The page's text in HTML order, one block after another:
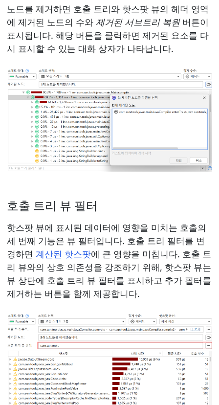
노드를 제거하면 호출 트리와 핫스팟 뷰의 헤더 영역
에 제거된 노드의 수와 제거된 서브트리 복원버튼이
표시됩니다. 해당 버튼을 클릭하면 제거된 요소를 다
시 표시할 수 있는 대화 상자가 나타납니다.
호출 트리 뷰 필터
핫스팟 뷰에 표시된 데이터에 영향을 미치는 호출의
세 번째 기능은 뷰 필터입니다. 호출 트리 필터를 변
경하면 계산된 핫스팟에 큰 영향을 미칩니다. 호출 트
리 뷰와의 상호 의존성을 강조하기 위해, 핫스팟 뷰는
뷰 상단에 호출 트리 뷰 필터를 표시하고 추가 필터를
제거하는 버튼을 함께 제공합니다.